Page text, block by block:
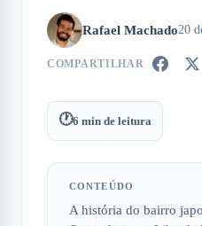
Rafael Machado20
COMPARTILHAR
🕐6 min de leitura
CONTEÚDO
A história do bairro